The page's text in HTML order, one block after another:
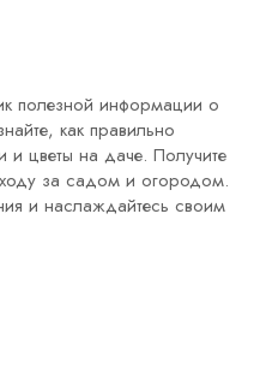
полезной информации о
как правильно
цветы на даче. Получите
за садом и огородом.
и наслаждайтесь своим